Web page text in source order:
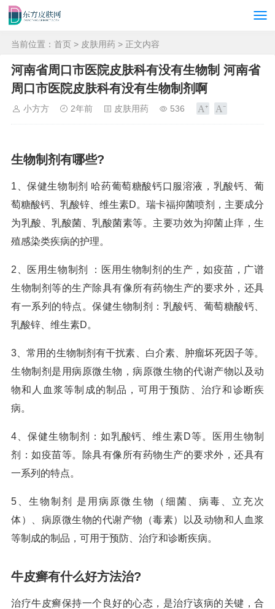
当前位置： 首页 > 皮肤用药 > 正文内容
河南省周口市医院皮肤科有没有生物制 河南省
周口市医院皮肤科有没有生物制剂啊
小方方 2年前 皮肤用药 536
生物制剂有哪些?
1、保健生物制剂 哈药葡萄糖酸钙口服溶液，乳酸钙、葡
萄糖酸钙、乳酸锌、维生素D。瑞卡福抑菌喷剂，主要成分
为乳酸、乳酸菌、乳酸菌素等。主要功效为抑菌止痒，生
殖感染类疾病的护理。
2、医用生物制剂 ：医用生物制剂的生产，如疫苗，广谱
生物制剂等的生产除具有像所有药物生产的要求外，还具
有一系列的特点。保健生物制剂：乳酸钙、葡萄糖酸钙、
乳酸锌、维生素D。
3、常用的生物制剂有干扰素、白介素、肿瘤坏死因子等。
生物制剂是用病原微生物，病原微生物的代谢产物以及动
物和人血浆等制成的制品，可用于预防、治疗和诊断疾
病。
4、保健生物制剂：如乳酸钙、维生素D等。医用生物制
剂：如疫苗等。除具有像所有药物生产的要求外，还具有
一系列的特点。
5、生物制剂 是用病原微生物（细菌、病毒、立充次
体）、病原微生物的代谢产物（毒素）以及动物和人血浆
等制成的制品，可用于预防、治疗和诊断疾病。
牛皮癣有什么好方法治?
治疗牛皮癣保持一个良好的心态，是治疗该病的关键，合